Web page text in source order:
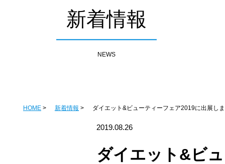
新着情報
NEWS
HOME 新着情報 ダイエット&ビューティーフェア2019に出展し
2019.08.26
ダイエット&ビ